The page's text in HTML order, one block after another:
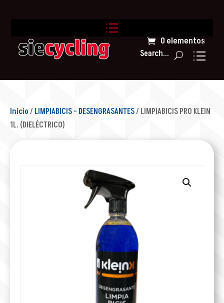
0 elementos
Search...
Inicio/ LIMPIABICIS - DESENGRASANTES/ LIMPIABICIS PRO KLEIN
1L. (DIELÉCTRICO)